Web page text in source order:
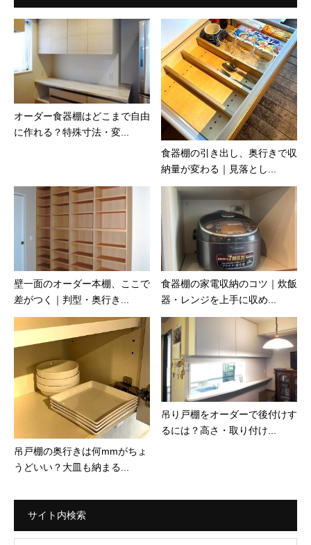
オーダー食器棚はどこまで自由
に作れる？特殊寸法・変...
食器棚の引き出し、奥行きで収
納量が変わる｜見落とし...
壁一面のオーダー本棚、ここで
差がつく｜判型・奥行き...
食器棚の家電収納のコツ｜炊飯
器・レンジを上手に収め...
吊戸棚の奥行きは何mmがちょ
うどいい？大皿も納まる...
吊り戸棚をオーダーで後付けす
るには？高さ・取り付け...
サイト内検索